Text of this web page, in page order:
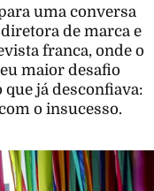
uma conversa
de marca e
franca, onde o
maior desafio
já desconfiava:
o insucesso.